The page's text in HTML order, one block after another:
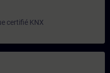
certifié KNX